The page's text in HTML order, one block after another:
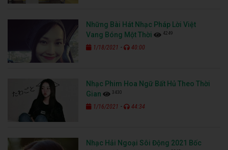
Những Bài Hát Nhạc Pháp Lời Việt
Vang Bóng Một Thời
4249
1/18/2021 - 40:00
Nhạc Phim Hoa Ngữ Bất Hủ Theo Thời
Gian
3430
1/16/2021 - 44:34
Nhạc Hải Ngoại Sôi Động 2021 Bốc